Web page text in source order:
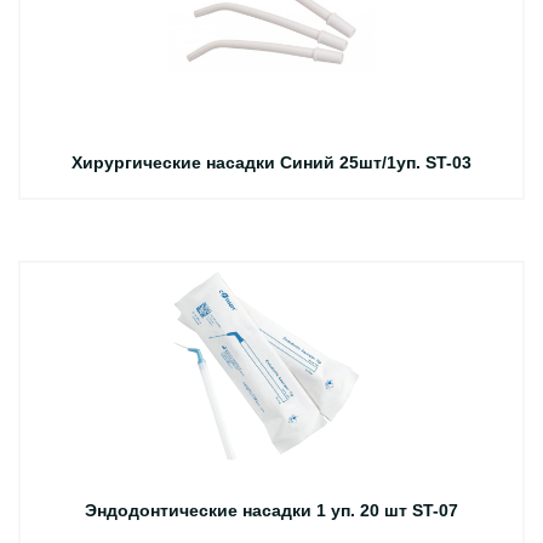
Хирургические насадки Синий 25шт/1уп. ST-03
Эндодонтические насадки 1 уп. 20 шт ST-07